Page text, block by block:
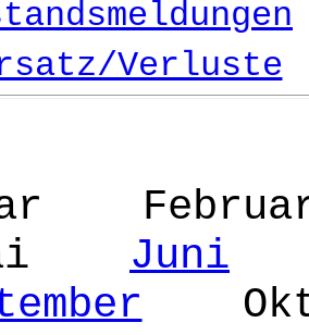
Verluste
Juni